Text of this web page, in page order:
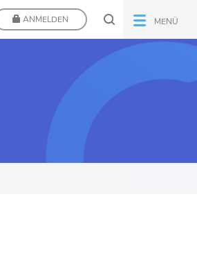
ANMELDEN MENÜ